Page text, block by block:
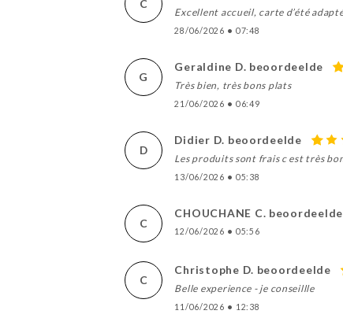
C
Excellent accueil, carte d’été
28/06/2026 • 07:48
G
Geraldine D. beoordeelde
Très bien, très bons plats
21/06/2026 • 06:49
D
Didier D. beoordeelde
Les produits sont frais c est très
13/06/2026 • 05:38
C
CHOUCHANE C. beoordeelde
12/06/2026 • 05:56
C
Christophe D. beoordeelde
Belle experience - je conseillle
11/06/2026 • 12:38